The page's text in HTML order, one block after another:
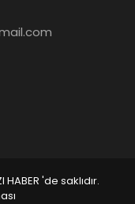
'de saklıdır.